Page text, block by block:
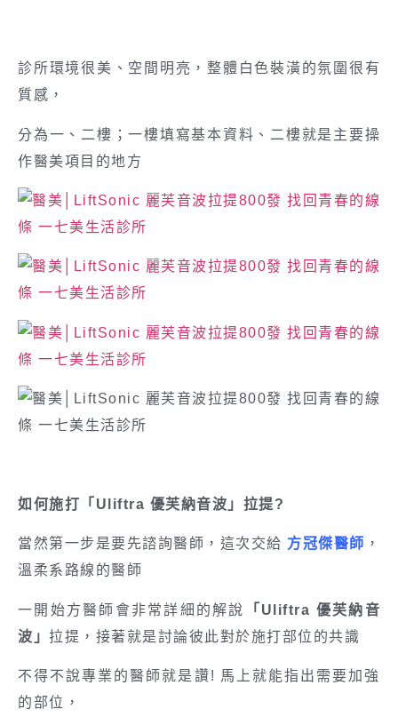
診所環境很美、空間明亮，整體白色裝潢的氛圍很有
質感，
分為一、二樓；一樓填寫基本資料、二樓就是主要操
作醫美項目的地方
如何施打「Uliftra 優芙納音波」拉提?
當然第一步是要先諮詢醫師，這次交給 方冠傑醫師 ，
溫柔系路線的醫師
一開始方醫師會非常詳細的解說
「Uliftra 優芙納音
波」 拉提，接著就是討論彼此對於施打部位的共識
不得不說專業的醫師就是讚! 馬上就能指出需要加強
的部位，